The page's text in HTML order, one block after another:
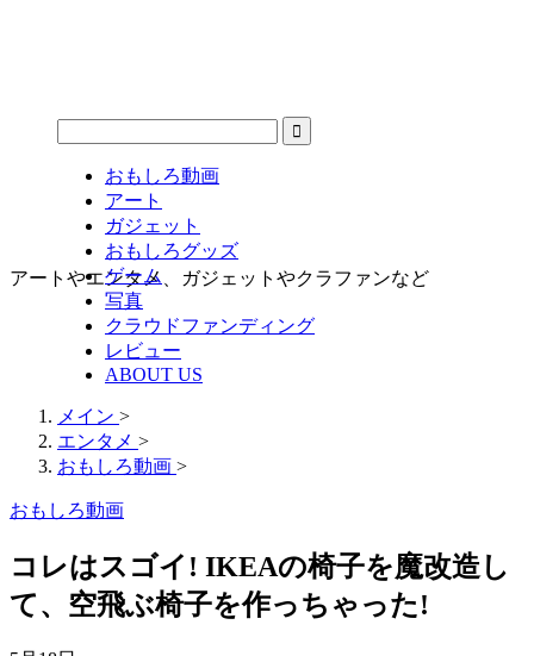
アートやエンタメ、ガジェットやクラファンなど
おもしろ動画
アート
ガジェット
おもしろグッズ
ゲーム
写真
クラウドファンディング
レビュー
ABOUT US
メイン >
エンタメ >
おもしろ動画 >
おもしろ動画
コレはスゴイ! IKEAの椅子を魔改造し
て、空飛ぶ椅子を作っちゃった!